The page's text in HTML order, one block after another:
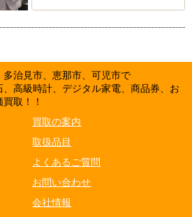
治見市、恵那市、可児市で
高級時計、デジタル家電、商品券、お
取！！
買取の案内
取扱品目
よくあるご質問
お問い合わせ
会社情報